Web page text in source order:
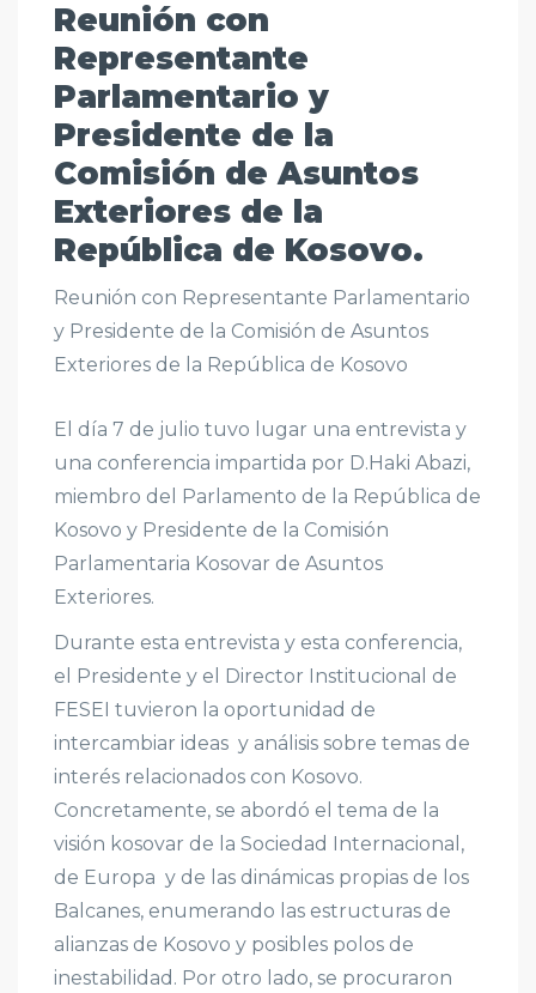
Reunión con
Representante
Parlamentario y
Presidente de la
Comisión de Asuntos
Exteriores de la
República de Kosovo.
Reunión con Representante Parlamentario
y Presidente de la Comisión de Asuntos
Exteriores de la República de Kosovo
El día 7 de julio tuvo lugar una entrevista y
una conferencia impartida por D.Haki Abazi,
miembro del Parlamento de la República de
Kosovo y Presidente de la Comisión
Parlamentaria Kosovar de Asuntos
Exteriores.
Durante esta entrevista y esta conferencia,
el Presidente y el Director Institucional de
FESEI tuvieron la oportunidad de
intercambiar ideas y análisis sobre temas de
interés relacionados con Kosovo.
Concretamente, se abordó el tema de la
visión kosovar de la Sociedad Internacional,
de Europa y de las dinámicas propias de los
Balcanes, enumerando las estructuras de
alianzas de Kosovo y posibles polos de
inestabilidad. Por otro lado, se procuraron